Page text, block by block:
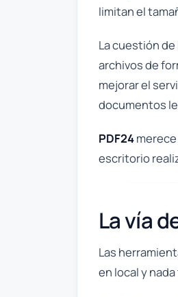
limitan el
La cuestión
archivos de
mejorar el
documentos
PDF24merece
escritorio
La vía
Las
en local y